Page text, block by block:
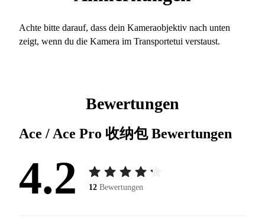
Achte bitte darauf, dass dein Kameraobjektiv nach unten
zeigt, wenn du die Kamera im Transportetui verstaust.
Bewertungen
Ace / Ace Pro 收纳包Bewertungen
4.2 12 Bewertungen